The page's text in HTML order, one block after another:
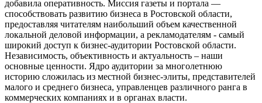
добавила оперативность. Миссия газеты и портала —
способствовать развитию бизнеса в Ростовской области,
предоставляя читателям наибольший объем качественной
локальной деловой информации, а рекламодателям - самый
широкий доступ к бизнес-аудитории Ростовской области.
Независимость, объективность и актуальность – наши
основные ценности. Ядро аудитории за многолетнюю
историю сложилась из местной бизнес-элиты, представителей
малого и среднего бизнеса, управленцев различного ранга в
коммерческих компаниях и в органах власти.